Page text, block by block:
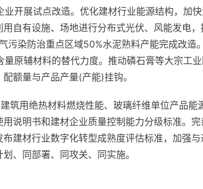
业开展试点改造。优化建材行业能源结构，加
自有设施、场地进行分布式光伏、风能发电
污染防治重点区域50%水泥熟料产能完成改造
原辅材料的替代力度。推动磷石膏等大宗工
额量与产品产量(产能)挂钩。
筑用绝热材料燃烧性能、玻璃纤维单位产品
说明书和建材企业质量控制能力分级标准。
建材行业数字化转型成熟度评估标准，加强
、同部署、同攻关、同实施。